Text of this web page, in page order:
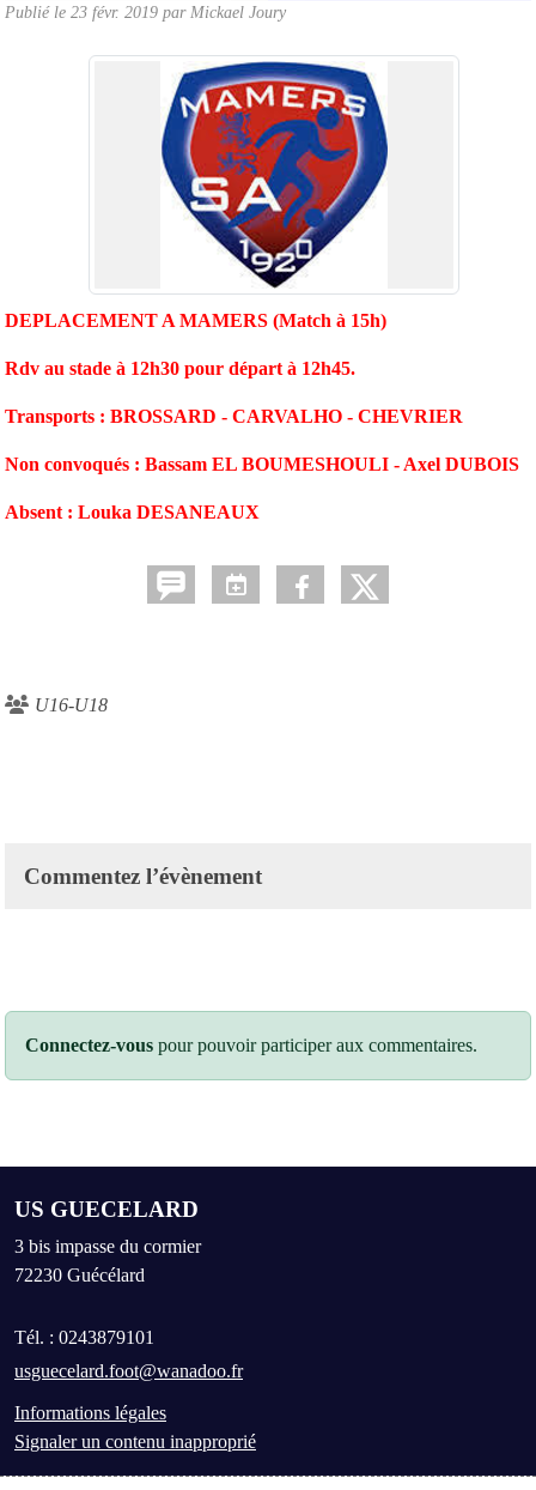
Publié le 23 févr. 2019 par Mickael Joury
DEPLACEMENT A MAMERS (Match à 15h)
Rdv au stade à 12h30 pour départ à 12h45.
Transports : BROSSARD - CARVALHO - CHEVRIER
Non convoqués : Bassam EL BOUMESHOULI - Axel DUBOIS
Absent : Louka DESANEAUX
U16-U18
Commentez l’évènement
Connectez-vous pour pouvoir participer aux commentaires.
US GUECELARD
3 bis impasse du cormier
72230 Guécélard
Tél. : 0243879101
usguecelard.foot@wanadoo.fr
Informations légales
Signaler un contenu inapproprié